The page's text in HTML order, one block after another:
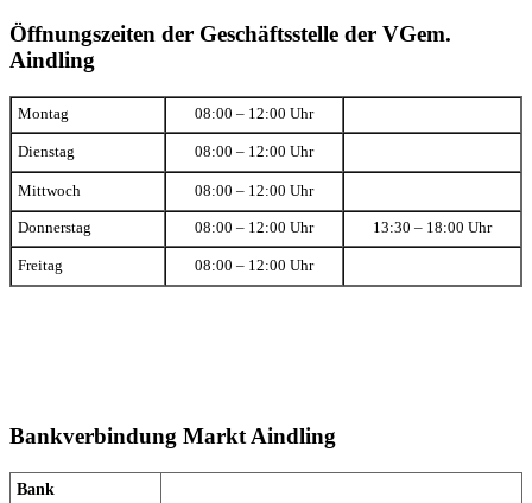
Öffnungszeiten der Geschäftsstelle der VGem.
Aindling
Montag 08:00 – 12:00 Uhr
Dienstag 08:00 – 12:00 Uhr
Mittwoch 08:00 – 12:00 Uhr
Donnerstag 08:00 – 12:00 Uhr 13:30 – 18:00 Uhr
Freitag 08:00 – 12:00 Uhr
Bankverbindung Markt Aindling
Bank